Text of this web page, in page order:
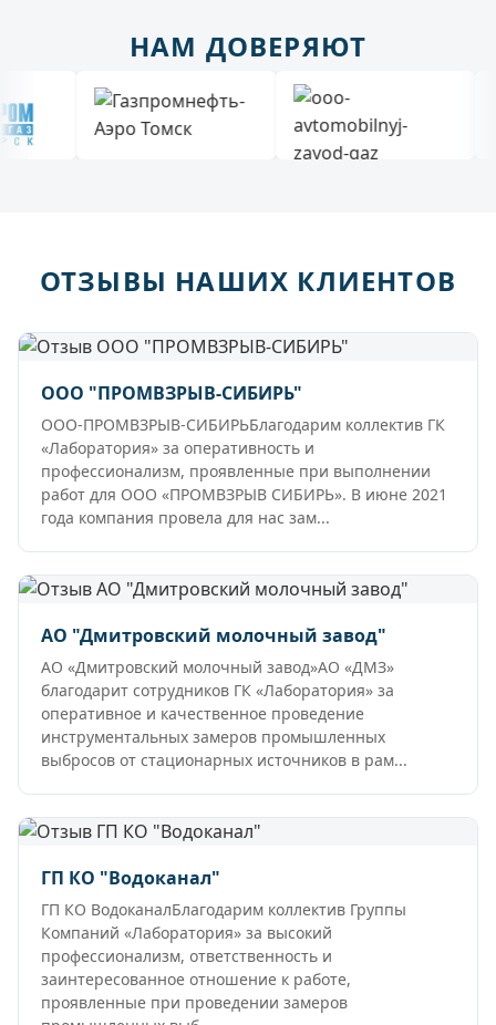
НАМ ДОВЕРЯЮТ
ОТЗЫВЫ НАШИХ КЛИЕНТОВ
ООО "ПРОМВЗРЫВ-СИБИРЬ"
ООО-ПРОМВЗРЫВ-СИБИРЬБлагодарим коллектив ГК
«Лаборатория» за оперативность и
профессионализм, проявленные при выполнении
работ для ООО «ПРОМВЗРЫВ СИБИРЬ». В июне 2021
года компания провела для нас зам...
АО "Дмитровский молочный завод"
АО «Дмитровский молочный завод»АО «ДМЗ»
благодарит сотрудников ГК «Лаборатория» за
оперативное и качественное проведение
инструментальных замеров промышленных
выбросов от стационарных источников в рам...
ГП КО "Водоканал"
ГП КО ВодоканалБлагодарим коллектив Группы
Компаний «Лаборатория» за высокий
профессионализм, ответственность и
заинтересованное отношение к работе,
проявленные при проведении замеров